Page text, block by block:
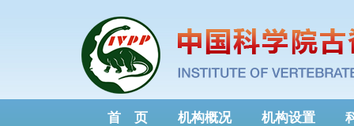
首 页 机构概况 机构设置